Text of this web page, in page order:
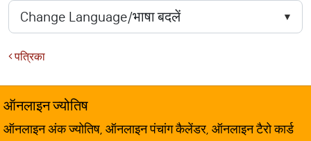
पत्रिका
ऑनलाइन ज्योतिष
ऑनलाइन अंक ज्योतिष, ऑनलाइन पंचांग कैलेंडर, ऑनलाइन टैरो कार्ड